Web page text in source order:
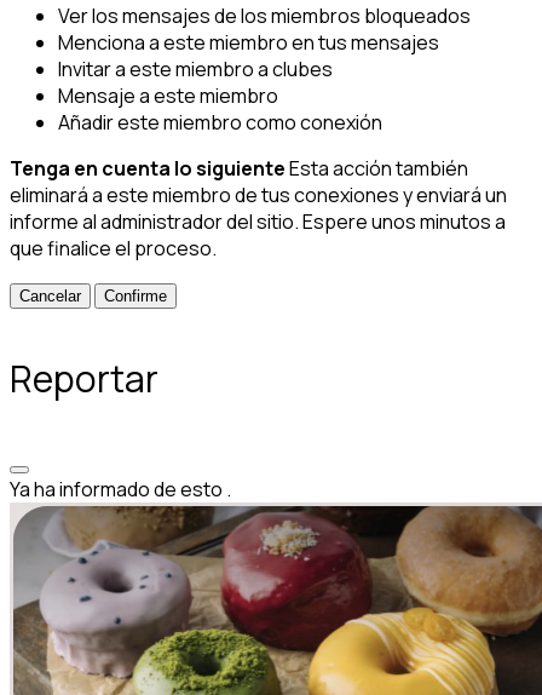
Ver los mensajes de los miembros bloqueados
Menciona a este miembro en tus mensajes
Invitar a este miembro a clubes
Mensaje a este miembro
Añadir este miembro como conexión
Tenga en cuenta lo siguienteEsta acción también
eliminará a este miembro de tus conexiones y enviará un
informe al administrador del sitio. Espere unos minutos a
que finalice el proceso.
Confirme
Reportar
Ya ha informado de esto .